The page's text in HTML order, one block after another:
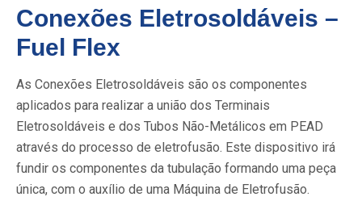
Conexões Eletrosoldáveis –
Fuel Flex
As Conexões Eletrosoldáveis são os componentes
aplicados para realizar a união dos Terminais
Eletrosoldáveis e dos Tubos Não-Metálicos em PEAD
através do processo de eletrofusão. Este dispositivo irá
fundir os componentes da tubulação formando uma peça
única, com o auxílio de uma Máquina de Eletrofusão.